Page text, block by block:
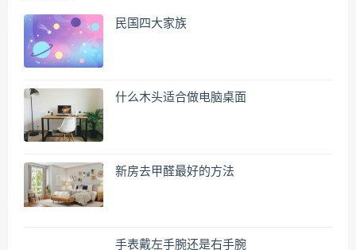
民国四大家族
什么木头适合做电脑桌面
新房去甲醛最好的方法
手表戴左手腕还是右手腕